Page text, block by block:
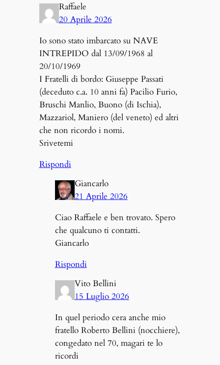
Raffaele
20 Aprile 2026
Io sono stato imbarcato su NAVE
INTREPIDO dal 13/09/1968 al
20/10/1969
I Fratelli di bordo: Giuseppe Passati
(deceduto c.a. 10 anni fa) Pacilio Furio,
Bruschi Manlio, Buono (di Ischia),
Mazzariol, Maniero (del veneto) ed altri
che non ricordo i nomi.
Srivetemi
Rispondi
Giancarlo
21 Aprile 2026
Ciao Raffaele e ben trovato. Spero
che qualcuno ti contatti.
Giancarlo
Rispondi
Vito Bellini
15 Luglio 2026
In quel periodo cera anche mio
fratello Roberto Bellini (nocchiere),
congedato nel 70, magari te lo
ricordi